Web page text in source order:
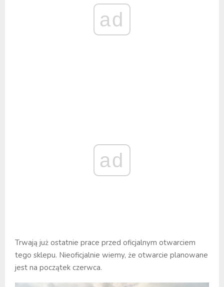
ad
ad
Trwają już ostatnie prace przed oficjalnym otwarciem
tego sklepu. Nieoficjalnie wiemy, że otwarcie planowane
jest na początek czerwca.